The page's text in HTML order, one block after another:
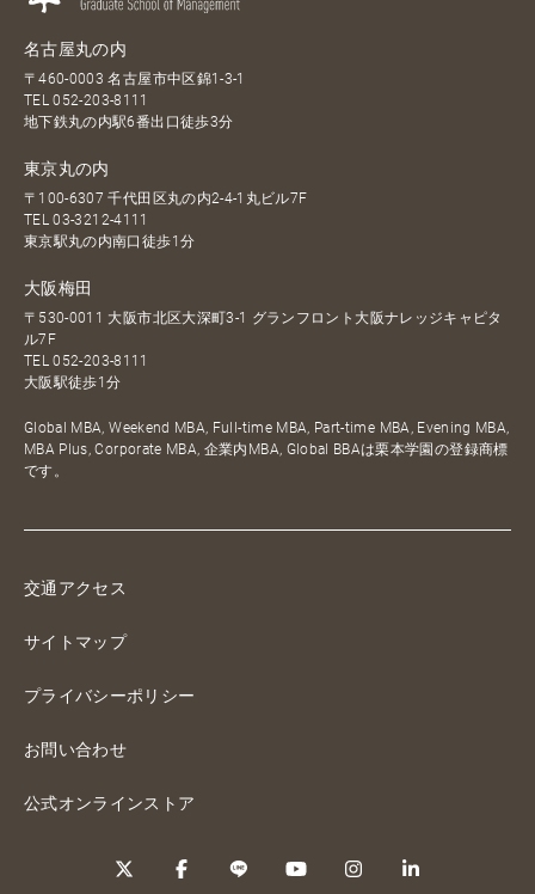
名古屋丸の内
〒460-0003 名古屋市中区錦1-3-1
TEL052-203-8111
地下鉄丸の内駅6番出口徒歩3分
東京丸の内
〒100-6307 千代田区丸の内2-4-1丸ビル7F
TEL03-3212-4111
東京駅丸の内南口徒歩1分
大阪梅田
〒530-0011 大阪市北区大深町3-1 グランフロント大阪ナレッジキャピタ
ル7F
TEL052-203-8111
大阪駅徒歩1分
Global MBA, Weekend MBA, Full-time MBA, Part-time MBA, Evening MBA,
MBA Plus, Corporate MBA, 企業内MBA, Global BBAは栗本学園の登録商標
です。
交通アクセス
サイトマップ
プライバシーポリシー
お問い合わせ
公式オンラインストア